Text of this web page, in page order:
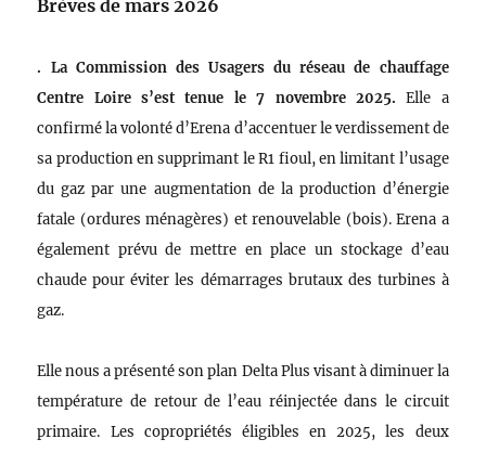
Brèves de mars 2026
. La Commission des Usagers du réseau de chauffage
Centre Loire s’est tenue le 7 novembre 2025. Elle a
confirmé la volonté d’Erena d’accentuer le verdissement de
sa production en supprimant le R1 fioul, en limitant l’usage
du gaz par une augmentation de la production d’énergie
fatale (ordures ménagères) et renouvelable (bois). Erena a
également prévu de mettre en place un stockage d’eau
chaude pour éviter les démarrages brutaux des turbines à
gaz.
Elle nous a présenté son plan Delta Plus visant à diminuer la
température de retour de l’eau réinjectée dans le circuit
primaire. Les copropriétés éligibles en 2025, les deux